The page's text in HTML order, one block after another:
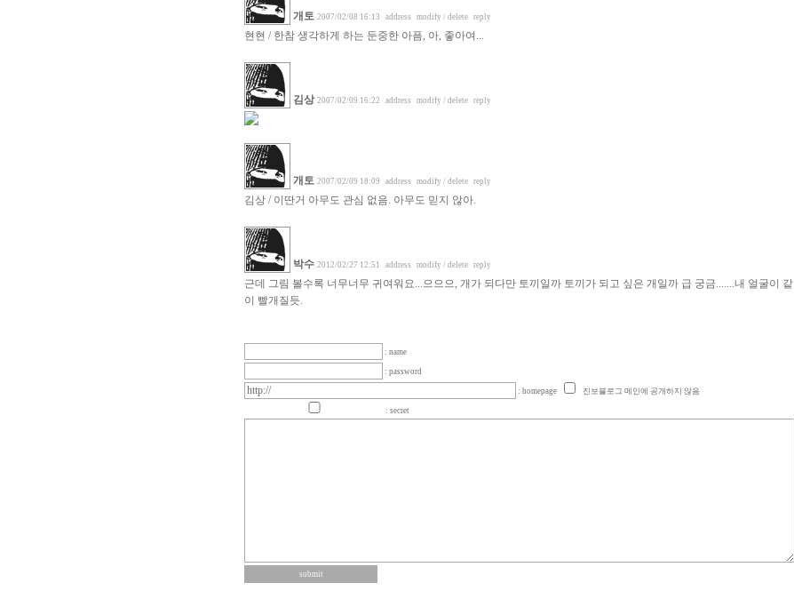
개토 2007/02/08 16:13 address modify / delete reply
현현 / 한참 생각하게 하는 둔중한 아픔, 아, 좋아여...
김상 2007/02/09 16:22 address modify / delete reply
개토 2007/02/09 18:09 address modify / delete reply
김상 / 이딴거 아무도 관심 없음. 아무도 믿지 않아.
박수 2012/02/27 12:51 address modify / delete reply
근데 그림 볼수록 너무너무 귀여워요...으으으, 개가 되다만 토끼일까 토끼가 되고 싶은 개일까 급 궁금.......내 얼굴이 같
이 빨개질듯.
: name
: password
: homepage 진보블로그 메인에 공개하지 않음
: secret